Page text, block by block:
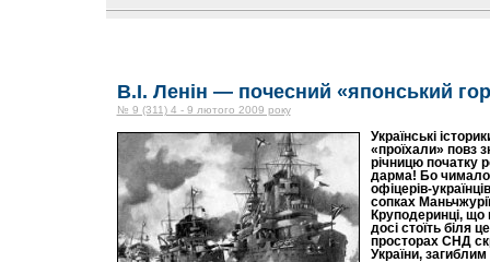
В.І. Ленін — почесний «японський
№ 9 (311) 4 - 9 лютого 2009 року
Українські
«проїхали» повз
річницю початку
дарма! Бо чимало
офіцерів-
сопках
Круподеринці, що
досі стоїть біля
просторах СНД
України,